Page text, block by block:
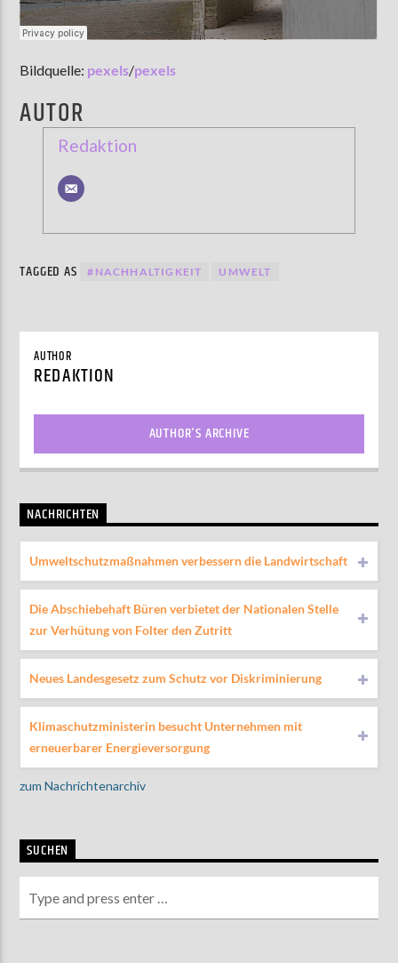
Bildquelle: pexels/pexels
AUTOR
Redaktion
TAGGED AS #NACHHALTIGKEIT UMWELT
AUTHOR
REDAKTION
AUTHOR'S ARCHIVE
NACHRICHTEN
Umweltschutzmaßnahmen verbessern die Landwirtschaft
Die Abschiebehaft Büren verbietet der Nationalen Stelle
zur Verhütung von Folter den Zutritt
Neues Landesgesetz zum Schutz vor Diskriminierung
Klimaschutzministerin besucht Unternehmen mit
erneuerbarer Energieversorgung
zum Nachrichtenarchiv
SUCHEN